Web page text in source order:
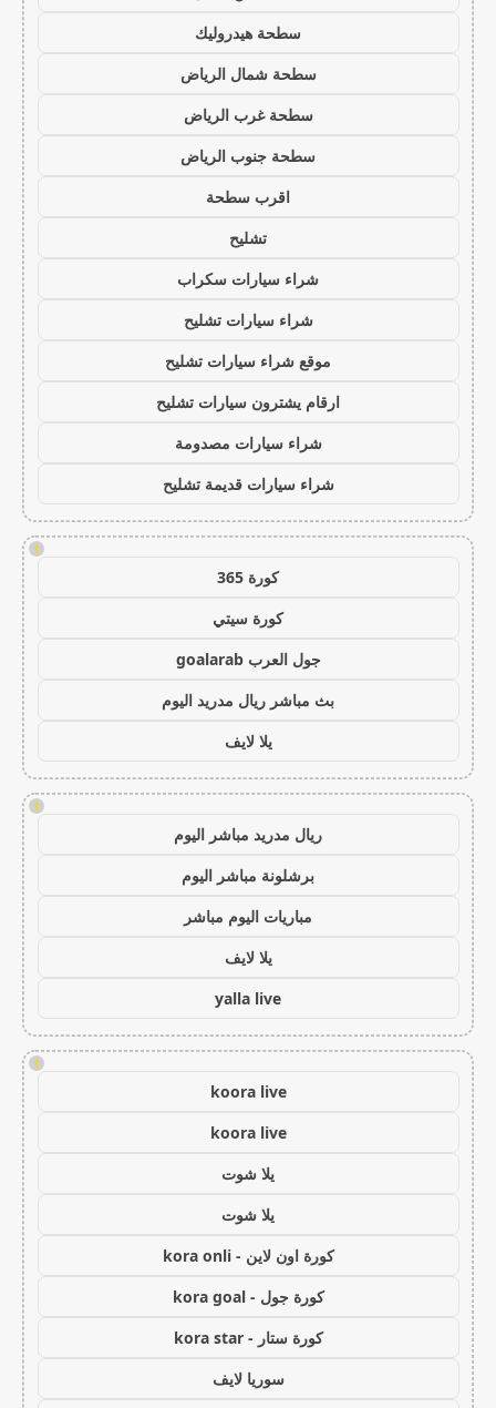
سطحة هيدروليك
سطحة شمال الرياض
سطحة غرب الرياض
سطحة جنوب الرياض
اقرب سطحة
تشليح
شراء سيارات سكراب
شراء سيارات تشليح
موقع شراء سيارات تشليح
ارقام يشترون سيارات تشليح
شراء سيارات مصدومة
شراء سيارات قديمة تشليح
!
كورة 365
كورة سيتي
جول العرب goalarab
بث مباشر ريال مدريد اليوم
يلا لايف
!
ريال مدريد مباشر اليوم
برشلونة مباشر اليوم
مباريات اليوم مباشر
يلا لايف
yalla live
!
koora live
koora live
يلا شوت
يلا شوت
كورة اون لاين - kora onli
كورة جول - kora goal
كورة ستار - kora star
سوريا لايف